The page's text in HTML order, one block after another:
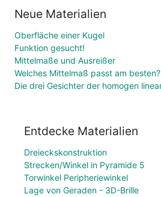
Neue Materialien
Oberfläche einer Kugel
Funktion gesucht!
Mittelmaße und Ausreißer
Welches Mittelmaß passt am besten?
Entdecke Materialien
Dreieckskonstruktion
Strecken/Winkel in Pyramide 5
Torwinkel Peripheriewinkel
Lage von Geraden - 3D-Brille